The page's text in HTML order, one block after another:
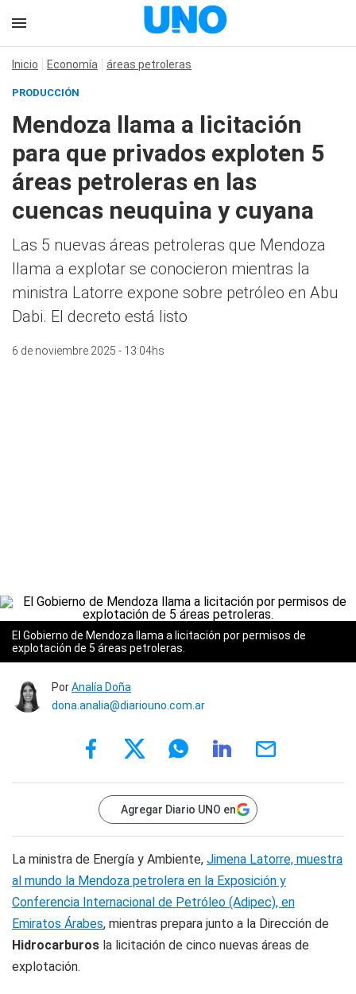
Inicio Economía áreas petroleras
PRODUCCIÓN
Mendoza llama a licitación
para que privados exploten 5
áreas petroleras en las
cuencas neuquina y cuyana
Las 5 nuevas áreas petroleras que Mendoza
llama a explotar se conocieron mientras la
ministra Latorre expone sobre petróleo en Abu
Dabi. El decreto está listo
6 de noviembre 2025 - 13:04hs
El Gobierno de Mendoza llama a licitación por permisos de
explotación de 5 áreas petroleras.
PorAnalía Doña
dona.analia@diariouno.com.ar
Agregar Diario UNO en
La ministra de Energía y Ambiente, Jimena Latorre, muestra
al mundo la Mendoza petrolera en la Exposición y
Conferencia Internacional de Petróleo (Adipec), en
Emiratos Árabes, mientras prepara junto a la Dirección de
Hidrocarburos la licitación de cinco nuevas áreas de
explotación.